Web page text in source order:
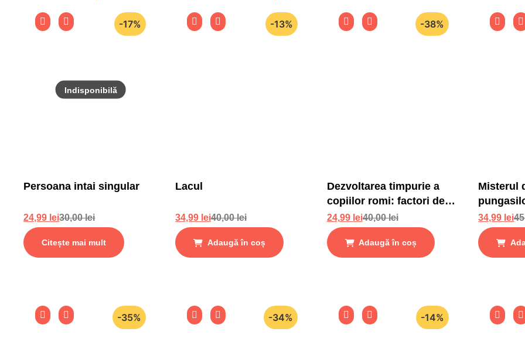
-17%
Persoana intai singular
30,00lei
24,99 lei
Citește mai mult
-13%
Lacul
40,00lei
34,99 lei
Adaugă în coș
-38%
Dezvoltarea timpurie a
copiilor romi: factori de
risc si factori de protectie
40,00lei
24,99 lei
Adaugă în coș
Misterul
34,99 lei
-35% -34% -14%